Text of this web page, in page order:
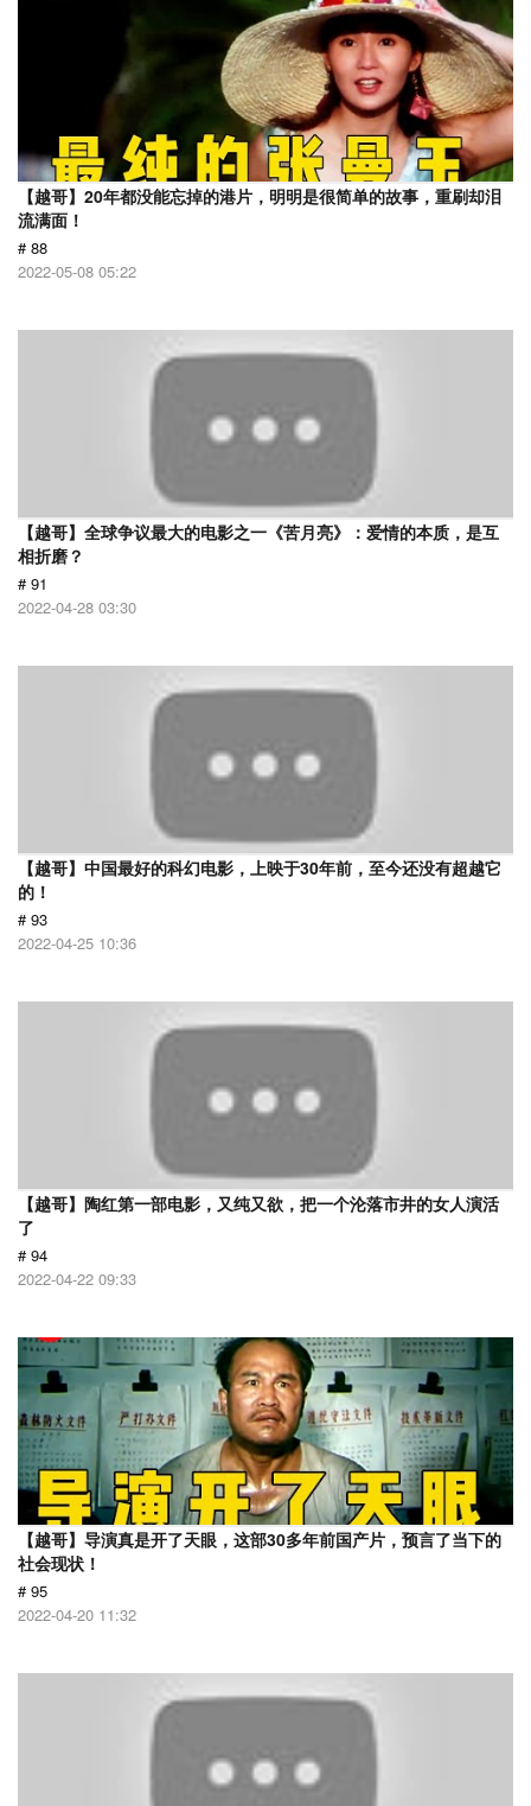
【越哥】20年都没能忘掉的港片，明明是很简单的故事，重刷却泪
流满面！
# 88
2022-05-08 05:22
【越哥】全球争议最大的电影之一《苦月亮》：爱情的本质，是互
相折磨？
# 91
2022-04-28 03:30
【越哥】中国最好的科幻电影，上映于30年前，至今还没有超越它
的！
# 93
2022-04-25 10:36
【越哥】陶红第一部电影，又纯又欲，把一个沦落市井的女人演活
了
# 94
2022-04-22 09:33
【越哥】导演真是开了天眼，这部30多年前国产片，预言了当下的
社会现状！
# 95
2022-04-20 11:32